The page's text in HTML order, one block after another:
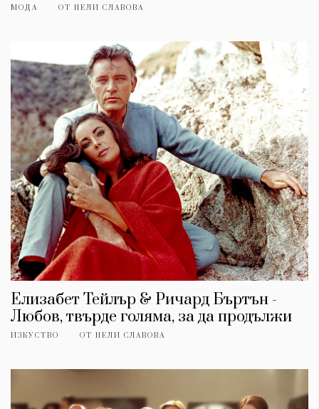
МОДА ОТ НЕЛИ СЛАВОВА
Елизабет Тейлър & Ричард Бъртън -
Любов, твърде голяма, за да продължи
ИЗКУСТВО ОТ НЕЛИ СЛАВОВА